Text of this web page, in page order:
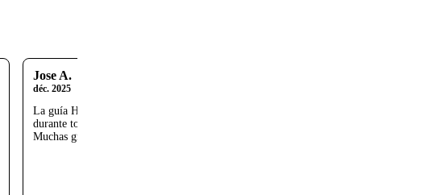
Jose A.
déc. 2025
La guía Helena ha sido una maravilla
durante toda la exposición y la actividad.
Muchas gracias